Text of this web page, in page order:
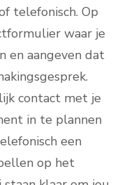
telefonisch. Op
waar je
en aangeven dat
contact met je
in te plannen
een
op het